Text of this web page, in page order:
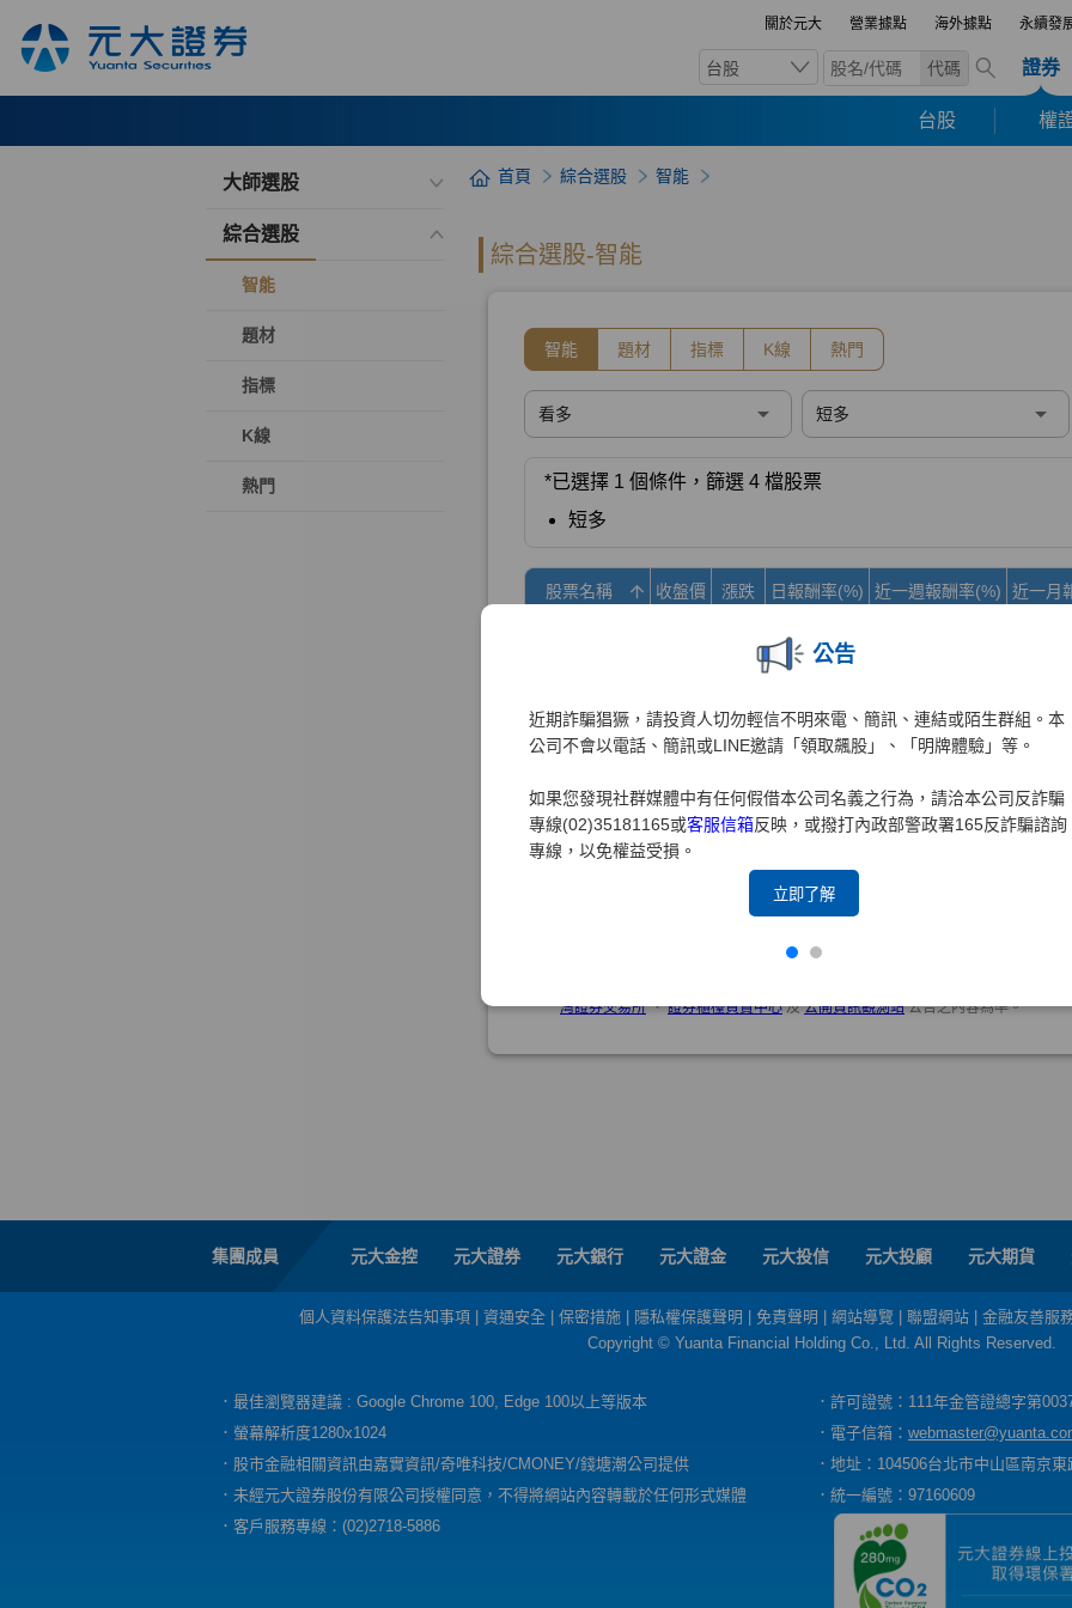
關於元大 營業據點 海外據點 永續發
台股 代碼 證券
台股 權
公告
近期詐騙猖獗，請投資人切勿輕信不明來電、簡訊、連結或陌生群組。本
公司不會以電話、簡訊或LINE邀請「領取飆股」、「明牌體驗」等。
如果您發現社群媒體中有任何假借本公司名義之行為，請洽本公司反詐騙
專線(02)35181165或客服信箱反映，或撥打內政部警政署165反詐騙諮詢
專線，以免權益受損。
立即了解
大師選股
綜合選股
智能
題材
指標
K線
熱門
首頁 綜合選股 智能
集團成員 元大金控 元大證券 元大銀行 元大證金 元大投信 元大投顧 元大期貨
個人資料保護法告知事項 資通安全 保密措施 隱私權保護聲明 免責聲明 網站導覽 聯盟網站
金融友善服
Copyright © Yuanta Financial Holding Co., Ltd. All Rights Reserved.
．最佳瀏覽器建議 : Google Chrome 100, Edge 100以上等版本
．許可證號：111年金管證總字第
．螢幕解析度1280x1024
．電子信箱：
．股市金融相關資訊由嘉實資訊/奇唯科技/CMONEY/錢塘潮公司提供
．地址：104506台北市中山區南京
．未經元大證券股份有限公司授權同意，不得將網站內容轉載於任何形式媒體
．統一編號：97160609
．客戶服務專線：(02)2718-5886